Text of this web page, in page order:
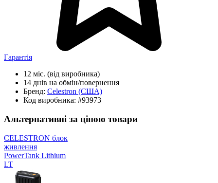
Гарантія
12 міс. (від виробника)
14 днів на обмін/повернення
Бренд: Celestron (США)
Код виробника: #93973
Альтернативні за ціною товари
CELESTRON блок
живлення
PowerTank Lithium
LT